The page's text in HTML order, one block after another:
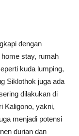
dengan
stay, rumah
kuda lumping,
Siklothok juga ada
dilakukan di
Kaligono, yakni,
menjadi potensi
durian dan